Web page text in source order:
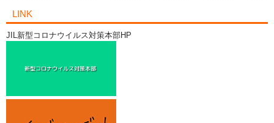
LINK
JIL新型コロナウイルス対策本部HP